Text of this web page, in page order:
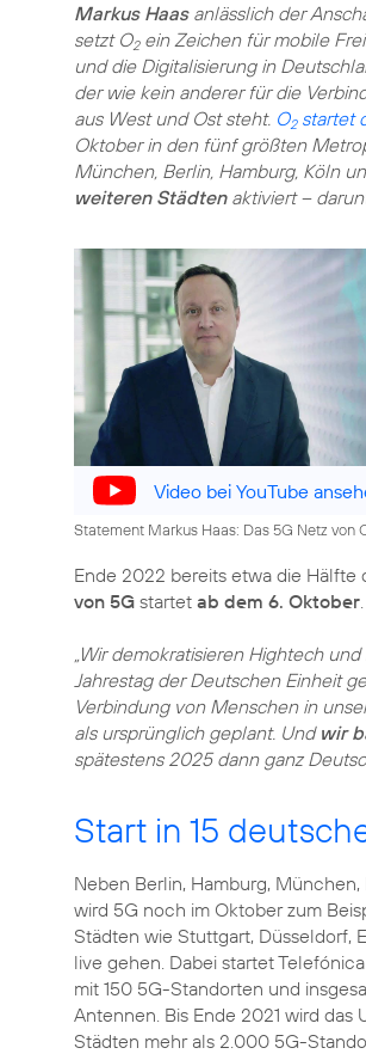
Markus Haasanlässlich der
setzt O2ein Zeichen für mobile
und die Digitalisierung in
der wie kein anderer für die
aus West und Ost steht. O2startet
Oktober in den fünf größten
München, Berlin, Hamburg, Köln
weiteren Städtenaktiviert –
Video bei YouTube
Statement Markus Haas: Das 5G Netz von
Ende 2022 bereits etwa die
von 5G startet ab dem 6. Oktober
„Wir demokratisieren Hightech
Jahrestag der Deutschen Einheit
Verbindung von Menschen in
als ursprünglich geplant. Und wir
spätestens 2025 dann ganz
Start in 15
Neben Berlin, Hamburg,
wird 5G noch im Oktober zum
Städten wie Stuttgart, Düsseldorf,
live gehen. Dabei startet
mit 150 5G-Standorten und
Antennen. Bis Ende 2021 wird das
Städten mehr als 2.000 5G-